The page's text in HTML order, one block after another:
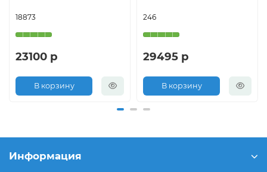
18873
23100 р
В корзину
246
29495 р
В корзину
Информация